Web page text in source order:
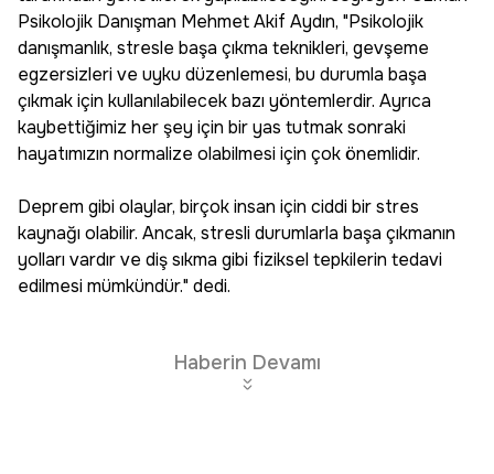
Psikolojik Danışman Mehmet Akif Aydın, "Psikolojik
danışmanlık, stresle başa çıkma teknikleri, gevşeme
egzersizleri ve uyku düzenlemesi, bu durumla başa
çıkmak için kullanılabilecek bazı yöntemlerdir. Ayrıca
kaybettiğimiz her şey için bir yas tutmak sonraki
hayatımızın normalize olabilmesi için çok önemlidir.
Deprem gibi olaylar, birçok insan için ciddi bir stres
kaynağı olabilir. Ancak, stresli durumlarla başa çıkmanın
yolları vardır ve diş sıkma gibi fiziksel tepkilerin tedavi
edilmesi mümkündür." dedi.
Haberin Devamı